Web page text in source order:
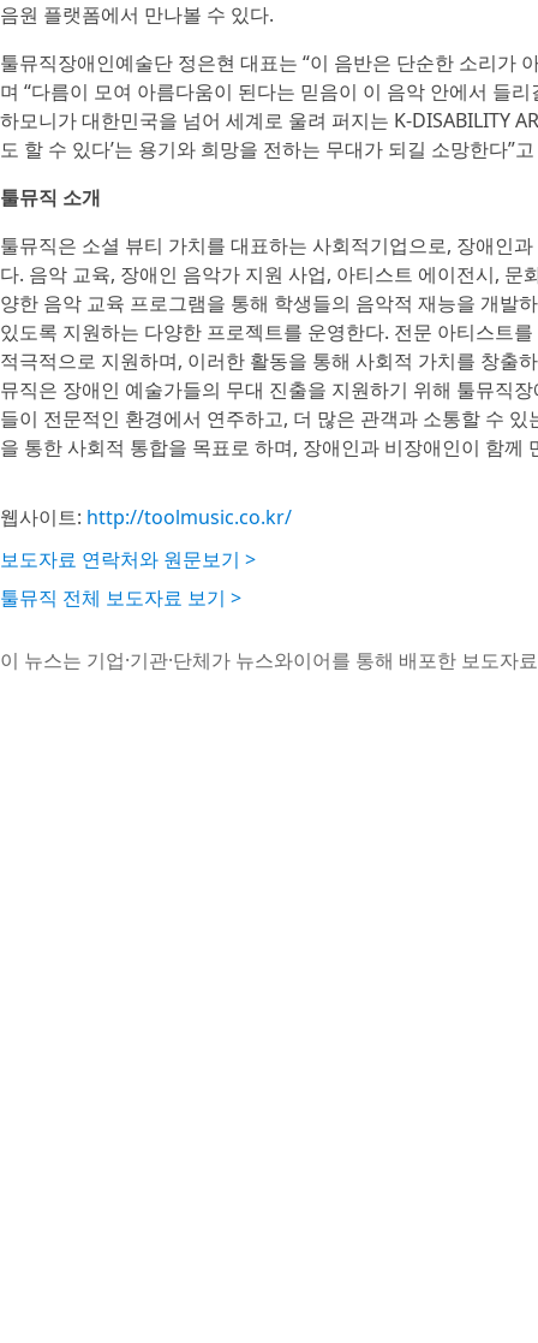
음원 플랫폼에서 만나볼 수 있다.
툴뮤직장애인예술단 정은현 대표는 “이 음반은 단순한 소리가
며 “다름이 모여 아름다움이 된다는 믿음이 이 음악 안에서 들
하모니가 대한민국을 넘어 세계로 울려 퍼지는 K-DISABILITY
도 할 수 있다’는 용기와 희망을 전하는 무대가 되길 소망한다”
툴뮤직 소개
툴뮤직은 소셜 뷰티 가치를 대표하는 사회적기업으로, 장애인
다. 음악 교육, 장애인 음악가 지원 사업, 아티스트 에이전시,
양한 음악 교육 프로그램을 통해 학생들의 음악적 재능을 개발
있도록 지원하는 다양한 프로젝트를 운영한다. 전문 아티스트
적극적으로 지원하며, 이러한 활동을 통해 사회적 가치를 창출
뮤직은 장애인 예술가들의 무대 진출을 지원하기 위해 툴뮤직
들이 전문적인 환경에서 연주하고, 더 많은 관객과 소통할 수
을 통한 사회적 통합을 목표로 하며, 장애인과 비장애인이 함께
웹사이트: http://toolmusic.co.kr/
보도자료 연락처와 원문보기 >
툴뮤직 전체 보도자료 보기 >
이 뉴스는 기업·기관·단체가 뉴스와이어를 통해 배포한 보도자